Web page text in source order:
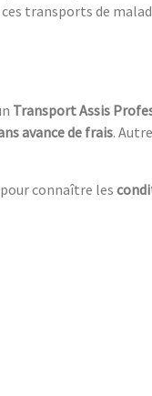
transports de
Transport Assis
avance de frais.
connaître les